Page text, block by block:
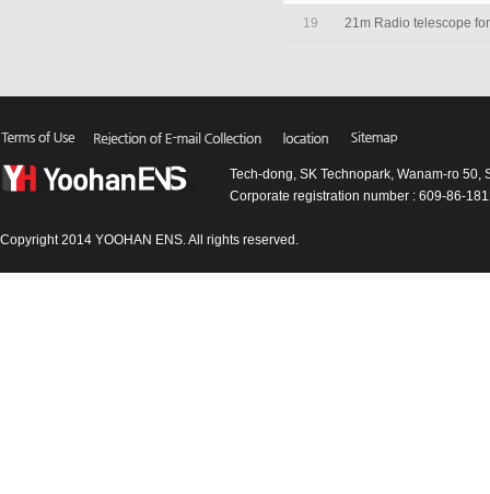
19 21m Radio telescope
Tech-dong, SK Technopark, Wanam-ro
Corporate registration number : 609-86-
Copyright 2014 YOOHAN ENS. All rights reserved.